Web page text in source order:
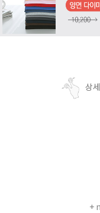
상
+